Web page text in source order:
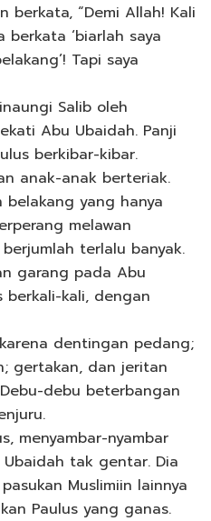
“Demi Allah! Kali
‘biarlah saya
Tapi saya
Salib oleh
Abu Ubaidah. Panji
berkibar-kibar.
anak-anak berteriak.
belakang yang hanya
melawan
terlalu banyak.
garang pada Abu
berkali-kali, dengan
dentingan pedang;
gertakan, dan jeritan
debu beterbangan
menyambar-nyambar
tak gentar. Dia
Muslimiin lainnya
Paulus yang ganas.